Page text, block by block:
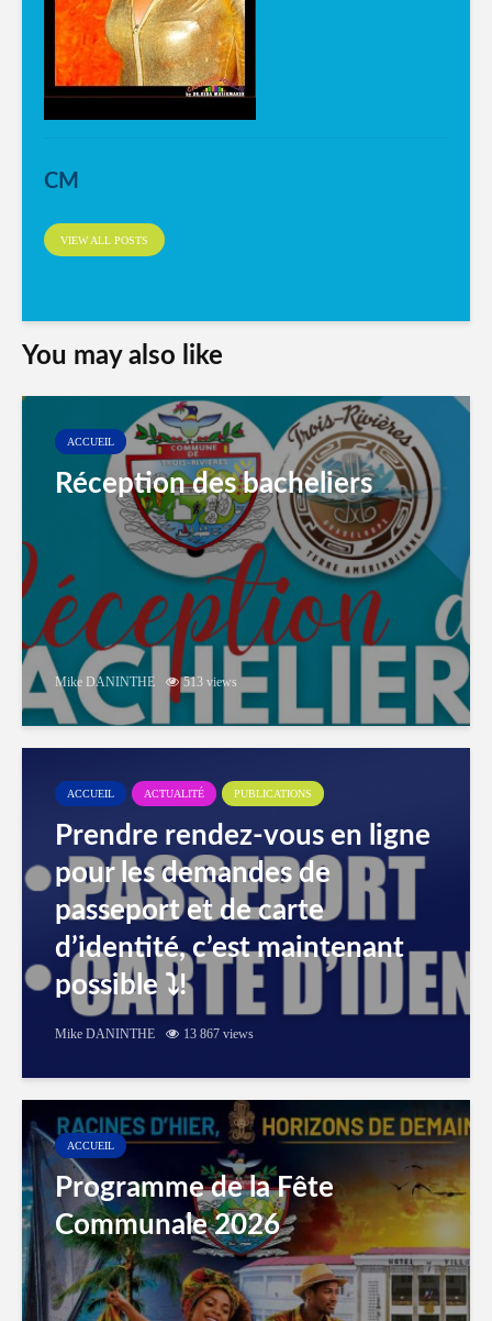
CM
VIEW ALL POSTS
You may also like
ACCUEIL
Réception des bacheliers
Mike DANINTHE 513 views
ACCUEIL ACTUALITÉ PUBLICATIONS
Prendre rendez-vous en ligne
pour les demandes de
passeport et de carte
d’identité, c’est maintenant
possible ⤵️!
Mike DANINTHE 13 867 views
ACCUEIL
Programme de la Fête
Communale 2026